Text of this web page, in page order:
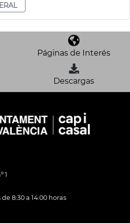
Páginas de Interés
Descargas
1
8:30 a 14:00 horas